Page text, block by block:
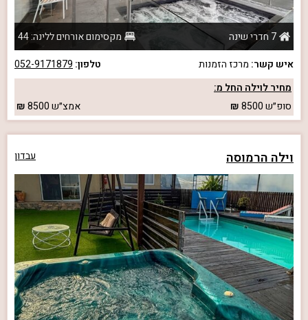
7 חדרי שינה
מקסימום אורחים ללינה: 44
איש קשר: מרכז הזמנות טלפון: 052-9171879
מחיר לוילה החל מ:
סופ״ש8500 אמצ״ש8500
וילה הרמוסה עבדון